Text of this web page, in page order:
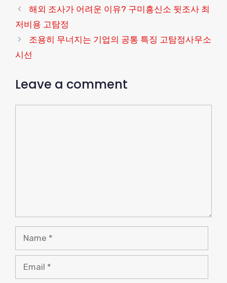
해외 조사가 어려운 이유? 구미흥신소 뒷조사 최
저비용 고탐정
조용히 무너지는 기업의 공통 특징 고탐정사무소
시선
Leave a comment
Name
Email